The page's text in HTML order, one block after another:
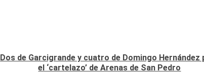
Dos de Garcigrande y cuatro de Domingo Hernández
el ‘cartelazo’ de Arenas de San Pedro